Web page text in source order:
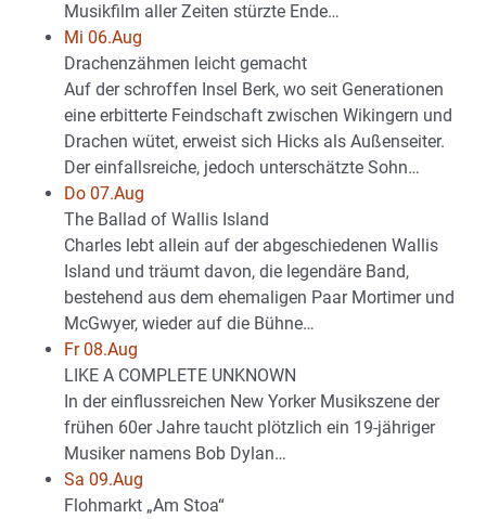
Musikfilm aller Zeiten stürzte Ende…
Mi 06.Aug
Drachenzähmen leicht gemacht
Auf der schroffen Insel Berk, wo seit Generationen
eine erbitterte Feindschaft zwischen Wikingern und
Drachen wütet, erweist sich Hicks als Außenseiter.
Der einfallsreiche, jedoch unterschätzte Sohn…
Do 07.Aug
The Ballad of Wallis Island
Charles lebt allein auf der abgeschiedenen Wallis
Island und träumt davon, die legendäre Band,
bestehend aus dem ehemaligen Paar Mortimer und
McGwyer, wieder auf die Bühne…
Fr 08.Aug
LIKE A COMPLETE UNKNOWN
In der einflussreichen New Yorker Musikszene der
frühen 60er Jahre taucht plötzlich ein 19-jähriger
Musiker namens Bob Dylan…
Sa 09.Aug
Flohmarkt „Am Stoa“